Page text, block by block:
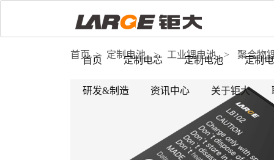
首页 定制电芯 定制电池 定制
研发&制造 资讯中心 关于钜大
首页 > 定制电池 > 工业锂电池 > 聚合物